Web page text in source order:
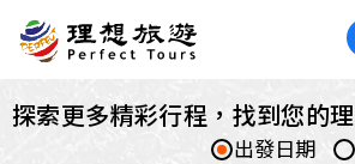
探索更多精彩行程，找到您的
出發日期